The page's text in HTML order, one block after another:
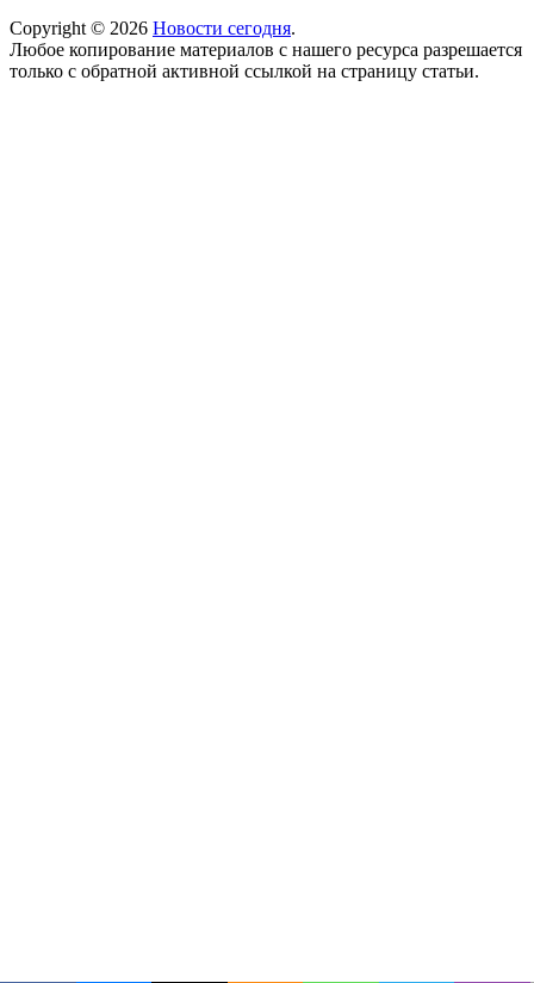
Copyright © 2026 Новости сегодня.
Любое копирование материалов с нашего ресурса разрешается
только с обратной активной ссылкой на страницу статьи.